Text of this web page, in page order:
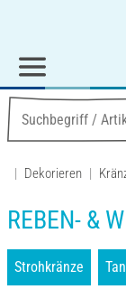
Dekorieren
REBEN- &
Strohkränze